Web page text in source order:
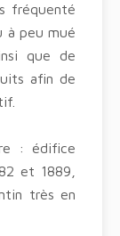
fréquenté
à peu mué
que de
afin de
: édifice
et 1889,
très en